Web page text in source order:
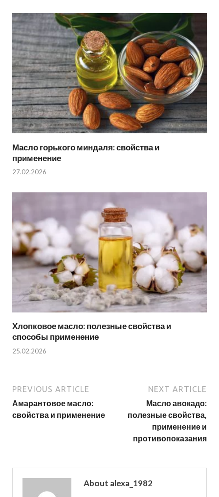
Масло горького миндаля: свойства и
применение
27.02.2026
Хлопковое масло: полезные свойства и
способы применение
25.02.2026
PREVIOUS ARTICLE
Амарантовое масло:
свойства и применение
NEXT ARTICLE
Масло авокадо:
полезные свойства,
применение и
противопоказания
About alexa_1982